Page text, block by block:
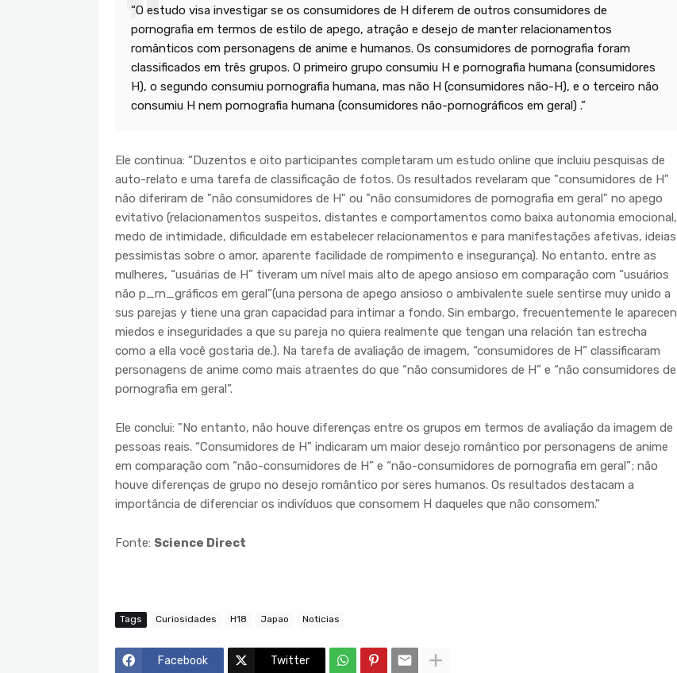
“O estudo visa investigar se os consumidores de H diferem de outros consumidores de
pornografia em termos de estilo de apego, atração e desejo de manter relacionamentos
românticos com personagens de anime e humanos. Os consumidores de pornografia foram
classificados em três grupos. O primeiro grupo consumiu H e pornografia humana (consumidores
H), o segundo consumiu pornografia humana, mas não H (consumidores não-H), e o terceiro não
consumiu H nem pornografia humana (consumidores não-pornográficos em geral) .”
Ele continua: “Duzentos e oito participantes completaram um estudo online que incluiu pesquisas de
auto-relato e uma tarefa de classificação de fotos. Os resultados revelaram que "consumidores de H"
não diferiram de "não consumidores de H" ou "não consumidores de pornografia em geral" no apego
evitativo (relacionamentos suspeitos, distantes e comportamentos como baixa autonomia emocional,
medo de intimidade, dificuldade em estabelecer relacionamentos e para manifestações afetivas, ideias
pessimistas sobre o amor, aparente facilidade de rompimento e insegurança). No entanto, entre as
mulheres, “usuárias de H” tiveram um nível mais alto de apego ansioso em comparação com “usuários
não p_rn_gráficos em geral”(una persona de apego ansioso o ambivalente suele sentirse muy unido a
sus parejas y tiene una gran capacidad para intimar a fondo. Sin embargo, frecuentemente le aparecen
miedos e inseguridades a que su pareja no quiera realmente que tengan una relación tan estrecha
como a ella você gostaria de.). Na tarefa de avaliação de imagem, “consumidores de H” classificaram
personagens de anime como mais atraentes do que “não consumidores de H” e “não consumidores de
pornografia em geral”.
Ele conclui: "No entanto, não houve diferenças entre os grupos em termos de avaliação da imagem de
pessoas reais. “Consumidores de H” indicaram um maior desejo romântico por personagens de anime
em comparação com “não-consumidores de H” e “não-consumidores de pornografia em geral”; não
houve diferenças de grupo no desejo romântico por seres humanos. Os resultados destacam a
importância de diferenciar os indivíduos que consomem H daqueles que não consomem."
Fonte: Science Direct
Tags Curiosidades H18 Japao Noticias
Facebook Twitter